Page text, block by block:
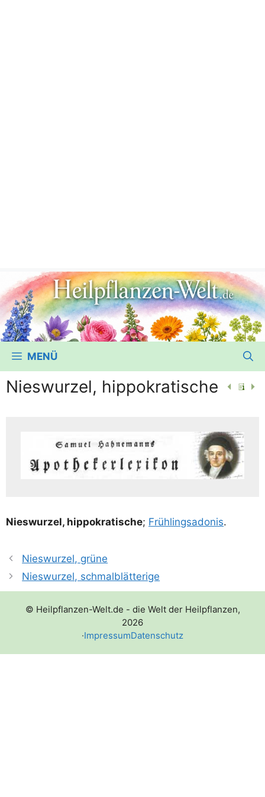
MENÜ
Nieswurzel, hippokratische
Nies­wur­zel, hip­po­kra­ti­sche; Früh­lings­ado­nis.
Nieswurzel, grüne
Nieswurzel, schmalblätterige
© Heilpflanzen-Welt.de - die Welt der Heilpflanzen,
2026
·ImpressumDatenschutz